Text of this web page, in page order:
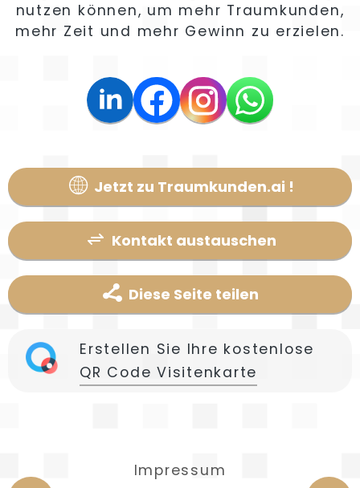
nutzen können, um mehr Traumkunden,
mehr Zeit und mehr Gewinn zu erzielen.
Jetzt zu Traumkunden.ai !
Kontakt austauschen
Diese Seite teilen
Erstellen Sie Ihre kostenlose
QR Code Visitenkarte
Impressum